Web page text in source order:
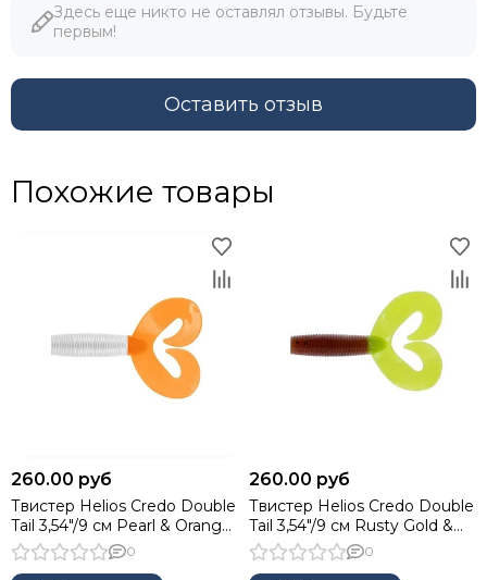
Здесь еще никто не оставлял отзывы. Будьте
первым!
Оставить отзыв
Похожие товары
260.00 руб
Твистер Helios Credo Double
Tail 3,54"/9 см Pearl & Orange
5шт. (HS-28-019)
0
260.00 руб
Твистер Helios Credo Double
Tail 3,54"/9 см Rusty Gold &
Lime 5шт. (HS-28-017)
0